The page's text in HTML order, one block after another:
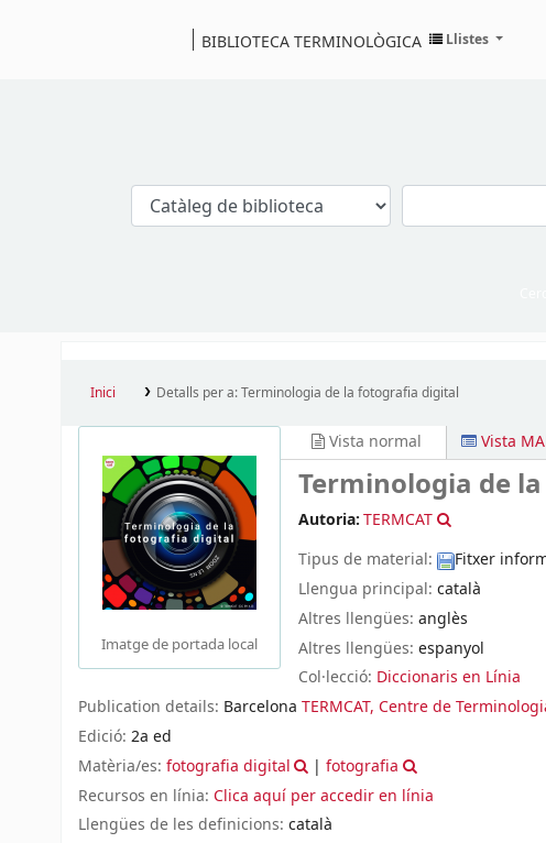
BIBLIOTECA TERMINOLÒGICA Llistes
Inici Detalls per a:Terminologia de la fotografia digital
Imatge de portada local
Vista normal Vista
Terminologia de
Autoria:TERMCAT
Tipus de material:
Fitxer
Llengua principal: català
Altres llengües: anglès
Altres llengües: espanyol
Col·lecció: Diccionaris en Línia
Publication details: Barcelona TERMCAT, Centre de
Edició: 2a ed
Matèria/es: fotografia digital |fotografia
Recursos en línia: Clica aquí per accedir en línia
Llengües de les definicions: català